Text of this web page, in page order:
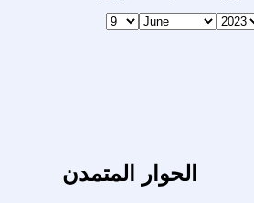
الحوار المتمدن